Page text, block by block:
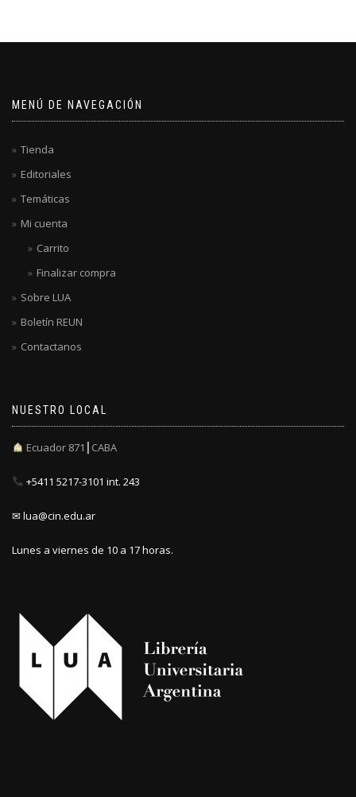
MENÚ DE NAVEGACIÓN
Tienda
Editoriales
Temáticas
Mi cuenta
Carrito
Finalizar compra
Sobre LUA
Boletín REUN
Contactanos
NUESTRO LOCAL
Ecuador 871┃CABA
+5411 5217-3101 int. 243
✉ lua@cin.edu.ar
Lunes a viernes de 10 a 17 horas.